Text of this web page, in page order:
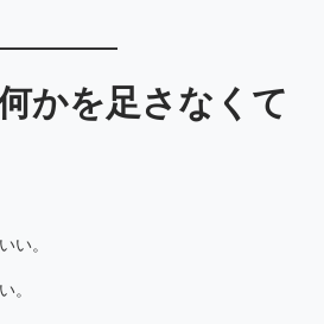
かを足さなくて
い。
。